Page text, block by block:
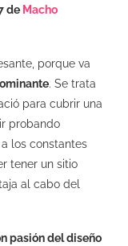
de Macho
porque va
. Se trata
para cubrir una
probando
los constantes
tener un sitio
al cabo del
pasión del diseño